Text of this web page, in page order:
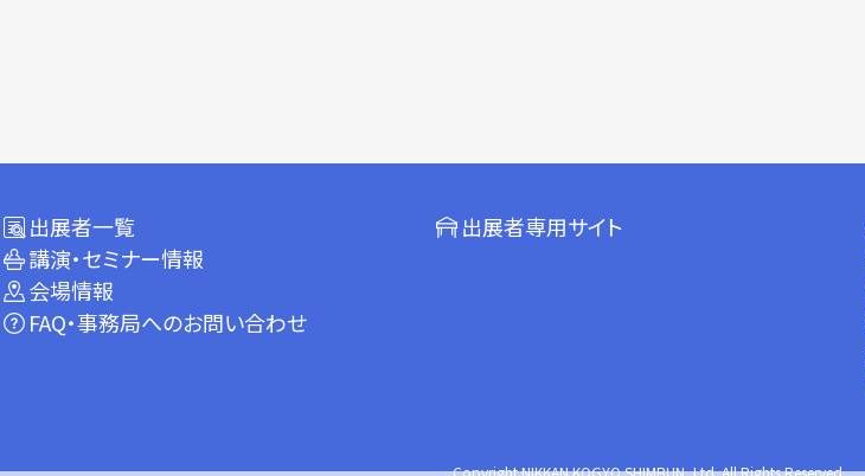
出展者一覧
講演・セミナー情報
会場情報
FAQ・事務局へのお問い合わせ
出展者専用サイト